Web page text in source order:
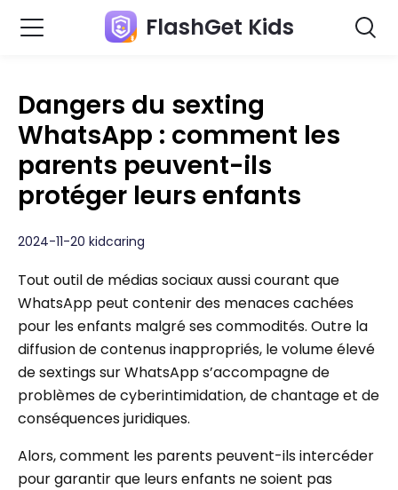
FlashGet Kids
Dangers du sexting
WhatsApp : comment les
parents peuvent-ils
protéger leurs enfants
2024-11-20 kidcaring
Tout outil de médias sociaux aussi courant que
WhatsApp peut contenir des menaces cachées
pour les enfants malgré ses commodités. Outre la
diffusion de contenus inappropriés, le volume élevé
de sextings sur WhatsApp s’accompagne de
problèmes de cyberintimidation, de chantage et de
conséquences juridiques.
Alors, comment les parents peuvent-ils intercéder
pour garantir que leurs enfants ne soient pas